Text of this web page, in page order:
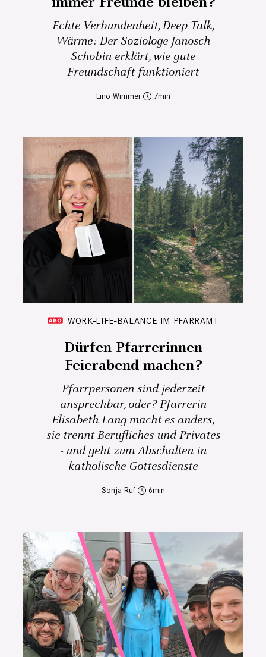
Echte Verbundenheit, Deep Talk,
Wärme: Der Soziologe Janosch
Schobin erklärt, wie gute
Freundschaft funktioniert
Lino Wimmer 7
WORK-LIFE-BALANCE IM PFARRAMT
Dürfen Pfarrerinnen
Feierabend machen?
Pfarrpersonen sind jederzeit
ansprechbar, oder? Pfarrerin
Elisabeth Lang macht es anders,
sie trennt Berufliches und Privates
- und geht zum Abschalten in
katholische Gottesdienste
Sonja Ruf 6